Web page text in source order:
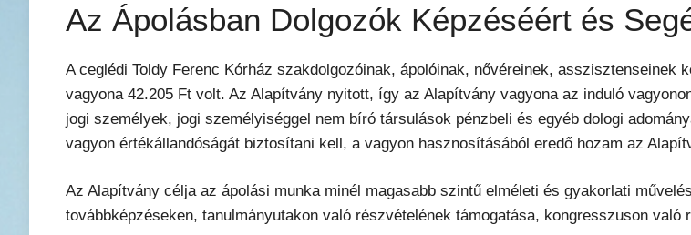
Az Ápolásban Dolgozók Képzéséért és
A ceglédi Toldy Ferenc Kórház szakdolgozóinak, ápolóinak, nővéreinek,
vagyona 42.205 Ft volt. Az Alapítvány nyitott, így az Alapítvány vagyona az induló
jogi személyek, jogi személyiséggel nem bíró társulások pénzbeli és egyéb dologi
vagyon értékállandóságát biztosítani kell, a vagyon hasznosításából eredő hozam az
Az Alapítvány célja az ápolási munka minél magasabb szintű elméleti és gyakorlati
továbbképzéseken, tanulmányutakon való részvételének támogatása, kongresszuson való